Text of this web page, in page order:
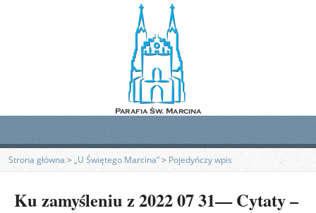
Strona główna> „U Świętego Marcina” >Pojedyńczy wpis
Ku zamyśleniu z 2022 07 31— Cytaty –